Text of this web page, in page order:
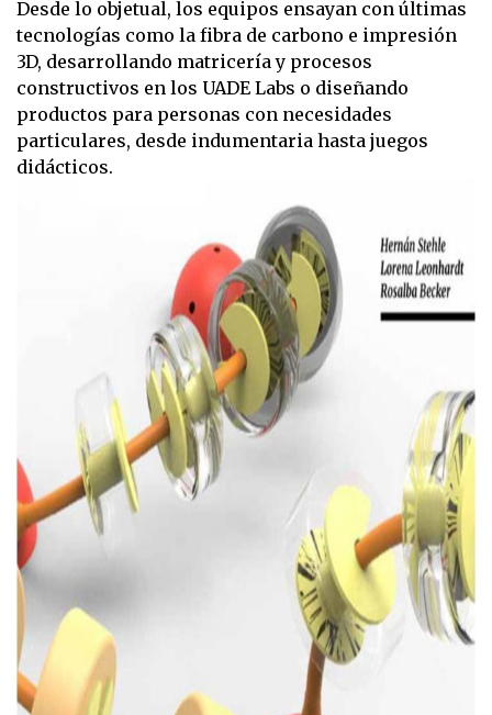
Desde lo objetual, los equipos ensayan con últimas
tecnologías como la fibra de carbono e impresión
3D, desarrollando matricería y procesos
constructivos en los UADE Labs o diseñando
productos para personas con necesidades
particulares, desde indumentaria hasta juegos
didácticos.